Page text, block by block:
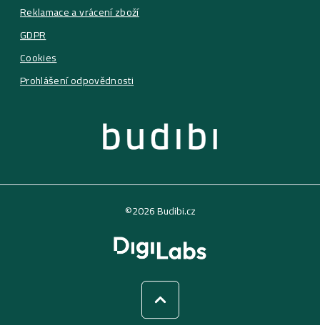
Reklamace a vrácení zboží
GDPR
Cookies
Prohlášení odpovědnosti
©2026 Budibi.cz